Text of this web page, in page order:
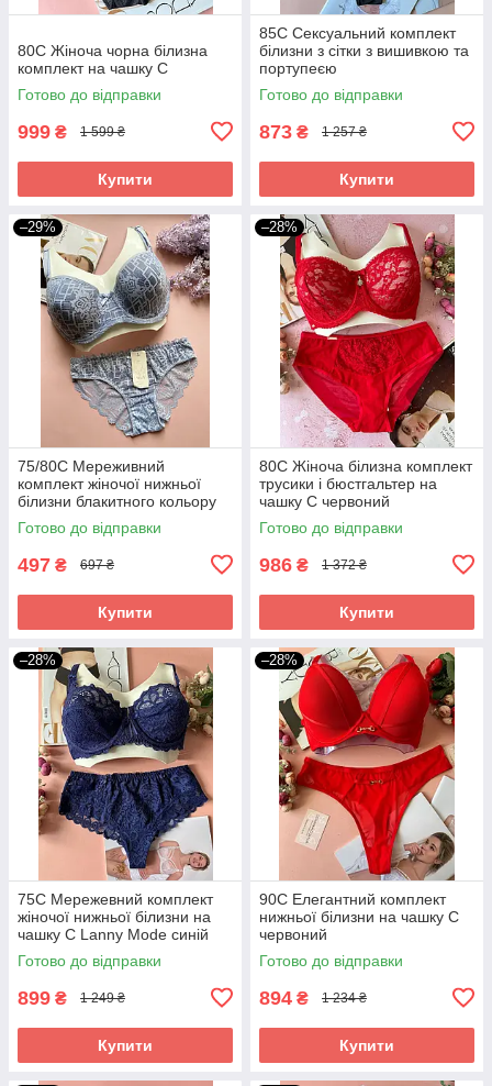
80С Жіноча чорна білизна
комплект на чашку С
Готово до відправки
999 ₴ 1 599 ₴
Купити
85С Сексуальний комплект
білизни з сітки з вишивкою та
портупеєю
Готово до відправки
873 ₴ 1 257 ₴
Купити
–29%
75/80С Мереживний
комплект жіночої нижньої
білизни блакитного кольору
Готово до відправки
497 ₴ 697 ₴
Купити
–28%
80С Жіноча білизна комплект
трусики і бюстгальтер на
чашку C червоний
Готово до відправки
986 ₴ 1 372 ₴
Купити
–28%
75С Мережевний комплект
жіночої нижньої білизни на
чашку С Lanny Mode синій
Готово до відправки
899 ₴ 1 249 ₴
Купити
–28%
90C Елегантний комплект
нижньої білизни на чашку C
червоний
Готово до відправки
894 ₴ 1 234 ₴
Купити